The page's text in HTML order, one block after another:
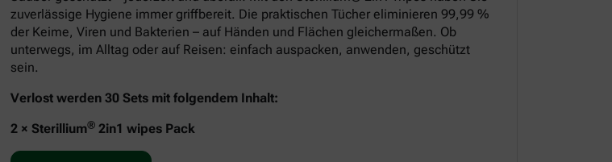
zuverlässige Hygiene immer griffbereit. Die praktischen Tücher eliminieren 99,99 %
der Keime, Viren und Bakterien – auf Händen und Flächen gleichermaßen. Ob
unterwegs, im Alltag oder auf Reisen: einfach auspacken, anwenden, geschützt
sein.
Verlost werden 30 Sets mit folgendem Inhalt:
2 × Sterillium® 2in1 wipes Pack